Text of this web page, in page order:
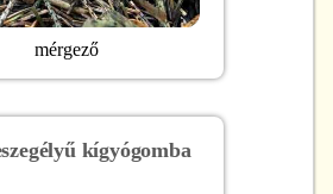
mérgező
kígyógomba